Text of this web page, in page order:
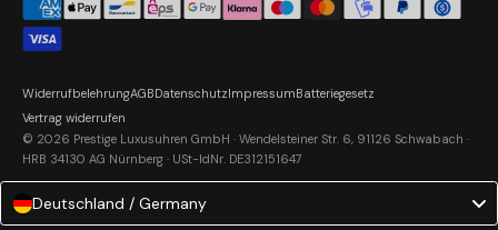
© 2026 Prestige Luxusuhren GmbH · Wendelsteiner Str. 6, 91126 Schwabach ·
HRB 34130 AG Nürnberg · USt-IdNr. DE312151647
WiderrufbelehrungAGBDatenschutzImpressumBatteriegesetz
Vertrag widerrufen
Deutschland / Germany